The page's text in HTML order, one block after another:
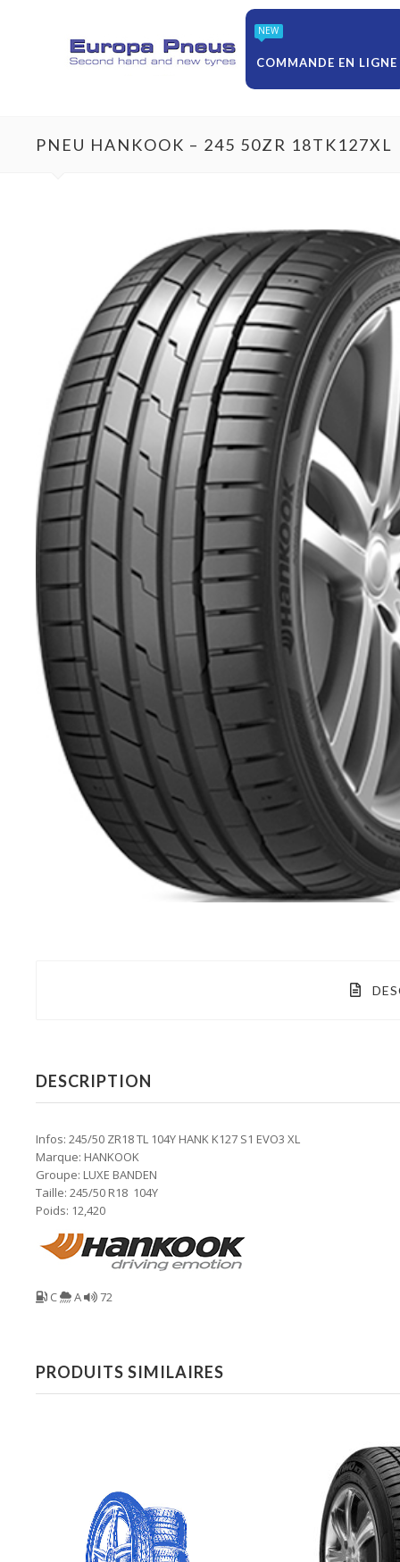
NEW
COMMANDE EN LIGNE
PNEU HANKOOK – 245 50ZR 18TK127XL
DESCRIPTION
Infos: 245/50 ZR18 TL 104Y HANK K127 S1 EVO3 XL
Marque: HANKOOK
Groupe: LUXE BANDEN
Taille: 245/50 R18 104Y
Poids: 12,420
C A 72
PRODUITS SIMILAIRES